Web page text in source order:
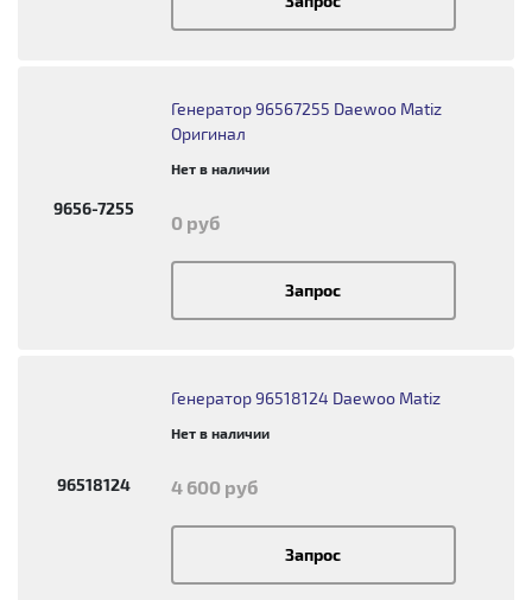
9656-7255
Генератор 96567255 Daewoo Matiz
Оригинал
Нет в наличии
0 руб
Запрос
96518124
Генератор 96518124 Daewoo Matiz
Нет в наличии
4 600 руб
Запрос